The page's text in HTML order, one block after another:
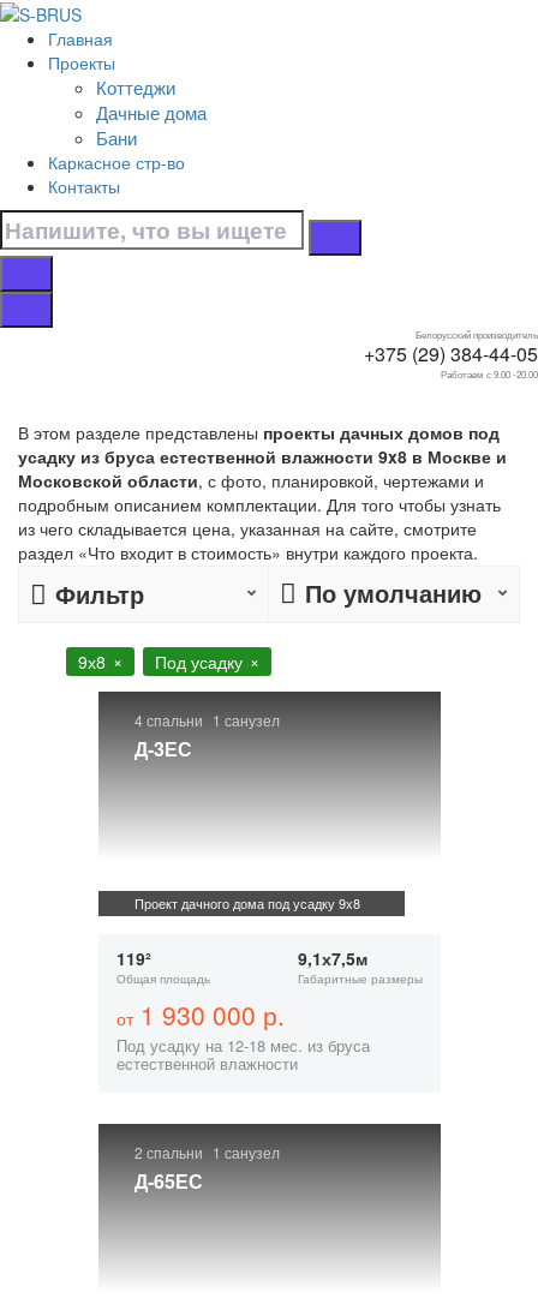
Перейти к контенту
Главная
Проекты
Коттеджи
Дачные дома
Бани
Каркасное стр-во
Контакты
Белорусский производитель
+375 (29) 384-44-05
Работаем с 9.00 -20.00
Главная
Дачные дома
Под усадку
Дачные дома 9x8
под усадку
В этом разделе представлены проекты дачных домов под
усадку из бруса естественной влажности 9x8 в Москве и
Московской области, с фото, планировкой, чертежами и
подробным описанием комплектации. Для того чтобы узнать
из чего складывается цена, указанная на сайте, смотрите
раздел «Что входит в стоимость» внутри каждого проекта.
Фильтр По умолчанию
9х8 Под усадку
4 спальни 1 санузел
Д-3ЕС
Проект дачного дома под усадку 9x8
119²
Общая площадь
9,1х7,5м
Габаритные размеры
от1 930 000 р.
Под усадку на 12-18 мес. из бруса
естественной влажности
2 спальни 1 санузел
Д-65ЕС